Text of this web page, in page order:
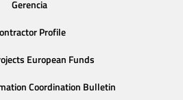
Gerencia
Profile
European Funds
Coordination Bulletin